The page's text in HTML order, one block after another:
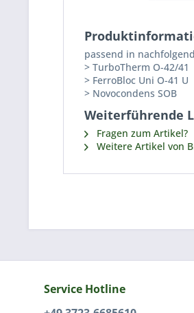
passend in
> TurboTherm O-42/41
> FerroBloc Uni O-41 U
> Novocondens SOB
Weiterführende
Fragen zum Artikel?
Weitere Artikel von
Service Hotline